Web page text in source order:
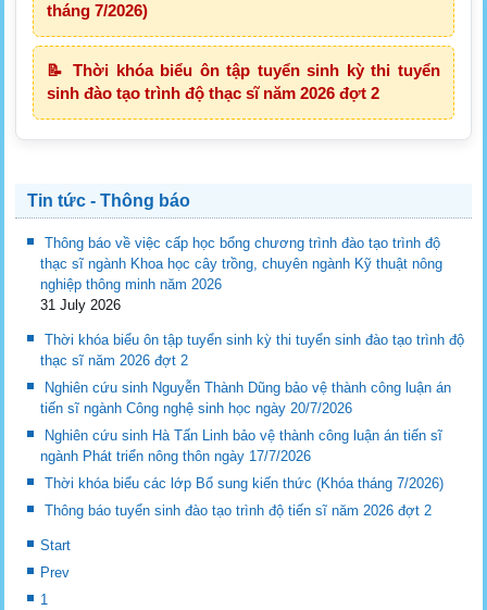
tháng 7/2026)
📝 Thời khóa biểu ôn tập tuyển sinh kỳ thi tuyển
sinh đào tạo trình độ thạc sĩ năm 2026 đợt 2
Tin tức - Thông báo
Thông báo về việc cấp học bổng chương trình đào tạo trình độ
thạc sĩ ngành Khoa học cây trồng, chuyên ngành Kỹ thuật nông
nghiệp thông minh năm 2026
31 July 2026
Thời khóa biểu ôn tập tuyển sinh kỳ thi tuyển sinh đào tạo trình độ
thạc sĩ năm 2026 đợt 2
Nghiên cứu sinh Nguyễn Thành Dũng bảo vệ thành công luận án
tiến sĩ ngành Công nghệ sinh học ngày 20/7/2026
Nghiên cứu sinh Hà Tấn Linh bảo vệ thành công luận án tiến sĩ
ngành Phát triển nông thôn ngày 17/7/2026
Thời khóa biểu các lớp Bổ sung kiến thức (Khóa tháng 7/2026)
Thông báo tuyển sinh đào tạo trình độ tiến sĩ năm 2026 đợt 2
Start
Prev
1